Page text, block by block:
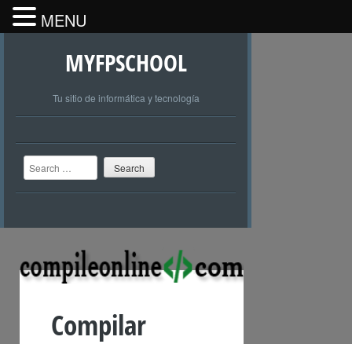
MYFPSCHOOL
Tu sitio de informática y tecnología
Search
Compilar
MENU